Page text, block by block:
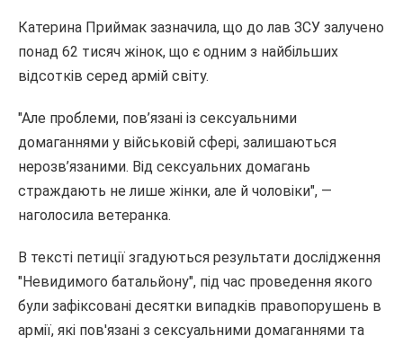
Катерина Приймак зазначила, що до лав ЗСУ залучено
понад 62 тисяч жінок, що є одним з найбільших
відсотків серед армій світу.
"Але проблеми, пов’язані із сексуальними
домаганнями у військовій сфері, залишаються
нерозв’язаними. Від сексуальних домагань
страждають не лише жінки, але й чоловіки", —
наголосила ветеранка.
В тексті петиції згадуються результати дослідження
"Невидимого батальйону", під час проведення якого
були зафіксовані десятки випадків правопорушень в
армії, які пов'язані з сексуальними домаганнями та